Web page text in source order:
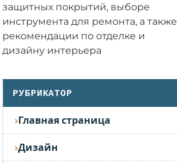
защитных покрытий, выборе
инструмента для ремонта, а также
рекомендации по отделке и
дизайну интерьера
РУБРИКАТОР
Главная страница
Дизайн